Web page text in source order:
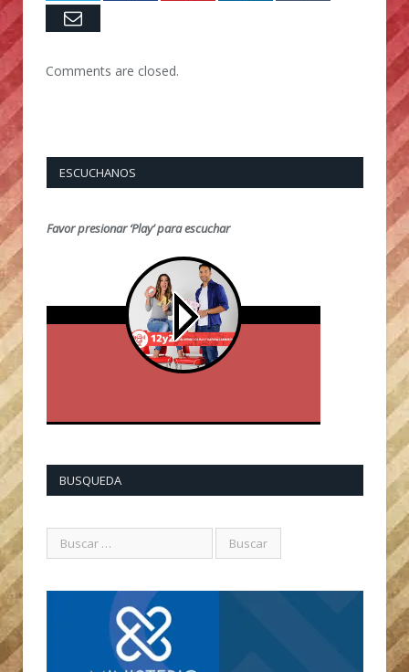
Email
Comments are closed.
ESCUCHANOS
Favor presionar ‘Play’ para escuchar
BUSQUEDA